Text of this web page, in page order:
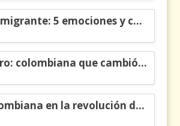
Resiliencia migrante: 5 emociones y cómo gestionarlas
Tatiana Toro: colombiana que cambió la historia de las matemáticas
Ciencia colombiana en la revolución de los órganos en chips